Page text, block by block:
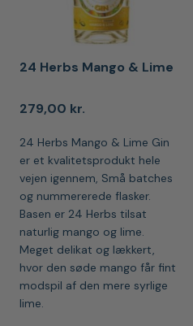
24 Herbs Mango & Lime
279,00 kr.
24 Herbs Mango & Lime Gin
er et kvalitetsprodukt hele
vejen igennem, Små batches
og nummererede flasker.
Basen er 24 Herbs tilsat
naturlig mango og lime.
Meget delikat og lækkert,
hvor den søde mango får fint
modspil af den mere syrlige
lime.